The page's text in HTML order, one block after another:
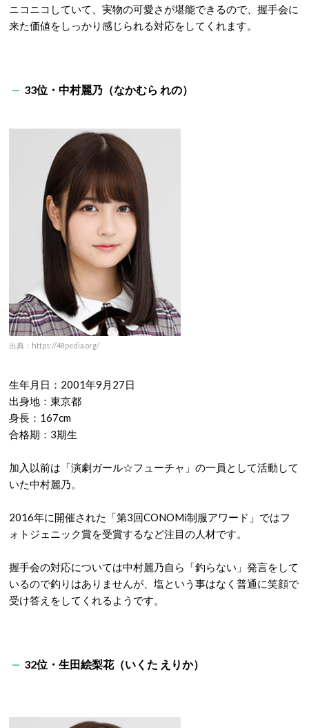
ニコニコしていて、実物の可愛さが堪能できるので、握手会に
来た価値をしっかり感じられる対応をしてくれます。
33位・中村麗乃（なかむら れの）
出典：https://48pedia.org/
生年月日：2001年9月27日
出身地：東京都
身長：167cm
合格期：3期生
加入以前は「演劇ガール☆フューチャ」の一員として活動して
いた中村麗乃。
2016年に開催された「第3回CONOMi制服アワード」ではフ
ォトジェニック賞を受賞するなど注目の人材です。
握手会の対応については中村麗乃自ら「釣らない」発言をして
いるので釣りはありませんが、塩という事はなく普通に笑顔で
受け答えをしてくれるようです。
32位・生田絵梨花（いくた えりか）